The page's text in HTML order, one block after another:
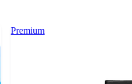
Premium